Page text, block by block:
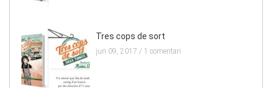
Tres cops de sort
jun 09, 2017 / 1 comentari